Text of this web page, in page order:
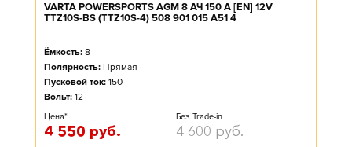
VARTA POWERSPORTS AGM 8 АЧ 150 A [EN] 12V
TTZ10S-BS (TTZ10S-4) 508 901 015 A51 4
Ёмкость: 8
Полярность: Прямая
Пусковой ток: 150
Вольт: 12
Цена*
4 550 руб.
Без Trade-in
4 600 руб.